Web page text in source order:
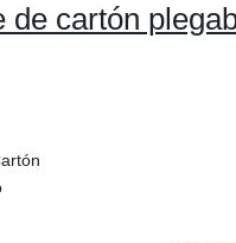
de cartón